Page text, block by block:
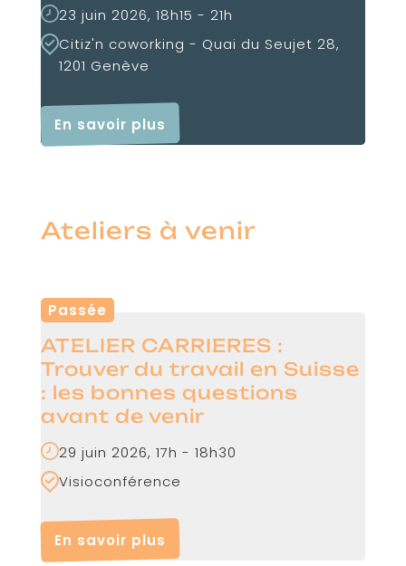
23 juin 2026, 18h15 - 21h
Citiz'n coworking - Quai du Seujet 28,
1201 Genève
En savoir plus
Ateliers à venir
Passée
ATELIER CARRIERES :
Trouver du travail en Suisse
: les bonnes questions
avant de venir
29 juin 2026, 17h - 18h30
Visioconférence
En savoir plus